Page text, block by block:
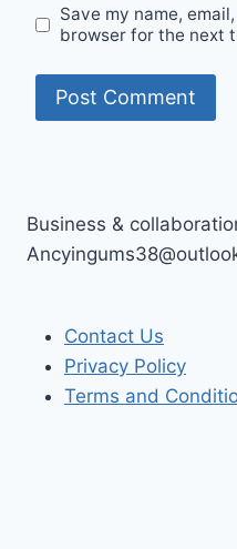
Save my name,
browser for the next
Business &
Contact Us
Privacy Policy
Terms and